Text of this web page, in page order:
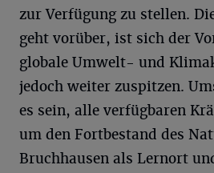
zur Verfügung zu stellen.
geht vorüber, ist sich der
globale Umwelt- und
jedoch weiter zuspitzen.
es sein, alle verfügbaren
um den Fortbestand des
Bruchhausen als Lernort